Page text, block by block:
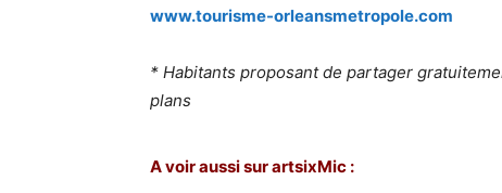
www.tourisme-orleansmetropole.com
* Habitants proposant de partager
plans
A voir aussi sur artsixMic :